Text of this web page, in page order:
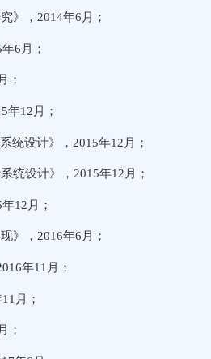
》，2014年6月；
6月；
；
年12月；
统设计》，2015年12月；
统设计》，2015年12月；
12月；
》，2016年6月；
年11月；
月；
；